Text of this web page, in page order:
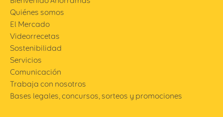
Quiénes somos
El Mercado
Videorrecetas
Sostenibilidad
Servicios
Comunicación
Trabaja con nosotros
Bases legales, concursos, sorteos y promociones